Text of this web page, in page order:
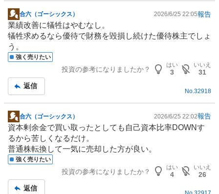
掲
示
板
記
事
合六（ゴーシックス） 2026/6/25 22:05報告
業績改善に犠牲はやむなし。
犠牲求めるなら優待で財務を毀損し続けた優待株主でしょ
う。
強く売りたい
投資の参考になりましたか？
はい
3
いいえ
31
返信
No. 32918
掲
示
板
記
事
合六（ゴーシックス） 2026/6/25 22:02報告
資本剰余金で買い取ったとしても自己資本比率DOWNす
るから苦しくなるだけ。
普通株転換して一気に売却した方が良い。
強く売りたい
投資の参考になりましたか？
はい
4
いいえ
26
返信